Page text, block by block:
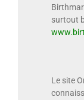
surtout
Le site